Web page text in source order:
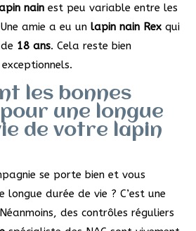
nain est peu variable entre les
amie a eu un lapin nain Rex qui
18 ans. Cela reste bien
les bonnes
une longue
de votre lapin
se porte bien et vous
longue durée de vie ? C’est une
des contrôles réguliers